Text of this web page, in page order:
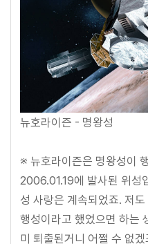
뉴호라이즌 - 명왕성
※ 뉴호라이즌은 명왕성이
2006.01.19에 발사된 위성
성 사랑은 계속되었죠. 저
행성이라고 했었으면 하는
미 퇴출된거니 어쩔 수 없겠